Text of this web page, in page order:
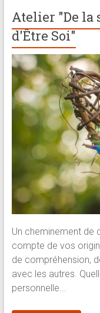
Atelier "De
d'Être Soi"
Un cheminement de
compte de vos
de compréhension,
avec les autres.
personnelle...